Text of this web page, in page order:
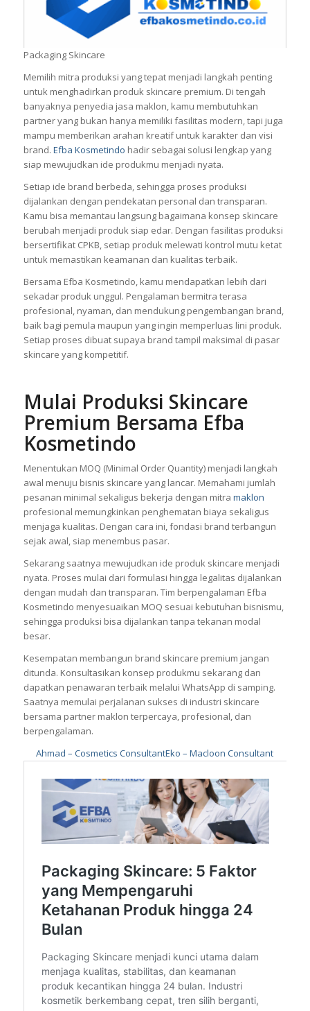
Packaging Skincare
Memilih mitra produksi yang tepat menjadi langkah penting
untuk menghadirkan produk skincare premium. Di tengah
banyaknya penyedia jasa maklon, kamu membutuhkan
partner yang bukan hanya memiliki fasilitas modern, tapi juga
mampu memberikan arahan kreatif untuk karakter dan visi
brand. Efba Kosmetindo hadir sebagai solusi lengkap yang
siap mewujudkan ide produkmu menjadi nyata.
Setiap ide brand berbeda, sehingga proses produksi
dijalankan dengan pendekatan personal dan transparan.
Kamu bisa memantau langsung bagaimana konsep skincare
berubah menjadi produk siap edar. Dengan fasilitas produksi
bersertifikat CPKB, setiap produk melewati kontrol mutu ketat
untuk memastikan keamanan dan kualitas terbaik.
Bersama Efba Kosmetindo, kamu mendapatkan lebih dari
sekadar produk unggul. Pengalaman bermitra terasa
profesional, nyaman, dan mendukung pengembangan brand,
baik bagi pemula maupun yang ingin memperluas lini produk.
Setiap proses dibuat supaya brand tampil maksimal di pasar
skincare yang kompetitif.
Mulai Produksi Skincare
Premium Bersama Efba
Kosmetindo
Menentukan MOQ (Minimal Order Quantity) menjadi langkah
awal menuju bisnis skincare yang lancar. Memahami jumlah
pesanan minimal sekaligus bekerja dengan mitra maklon
profesional memungkinkan penghematan biaya sekaligus
menjaga kualitas. Dengan cara ini, fondasi brand terbangun
sejak awal, siap menembus pasar.
Sekarang saatnya mewujudkan ide produk skincare menjadi
nyata. Proses mulai dari formulasi hingga legalitas dijalankan
dengan mudah dan transparan. Tim berpengalaman Efba
Kosmetindo menyesuaikan MOQ sesuai kebutuhan bisnismu,
sehingga produksi bisa dijalankan tanpa tekanan modal
besar.
Kesempatan membangun brand skincare premium jangan
ditunda. Konsultasikan konsep produkmu sekarang dan
dapatkan penawaran terbaik melalui WhatsApp di samping.
Saatnya memulai perjalanan sukses di industri skincare
bersama partner maklon terpercaya, profesional, dan
berpengalaman.
Ahmad – Cosmetics ConsultantEko – Macloon Consultant